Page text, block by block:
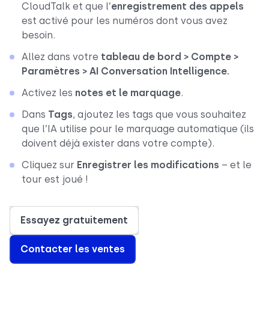
CloudTalk et que l’enregistrement des appels
est activé pour les numéros dont vous avez
besoin.
Allez dans votre tableau de bord > Compte >
Paramètres > AI Conversation Intelligence.
Activez les notes et le marquage.
Dans Tags, ajoutez les tags que vous souhaitez
que l’IA utilise pour le marquage automatique (ils
doivent déjà exister dans votre compte).
Cliquez sur Enregistrer les modifications – et le
tour est joué !
Essayez gratuitement
Contacter les ventes